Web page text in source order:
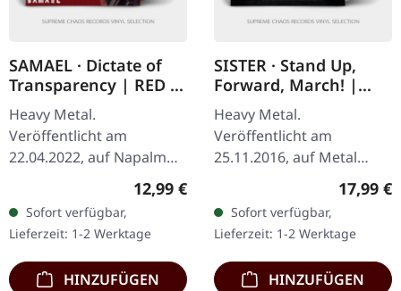
SAMAEL · Dictate of
Transparency | RED 7"
EP
Heavy Metal.
Veröffentlicht am
22.04.2022, auf Napalm
Records. Transparent
rotes 7" Vinyl, limitiert auf
500 Exemplare. Samaels
"Dictate Of…
Regulärer Preis:
12,99 €
Sofort verfügbar,
Lieferzeit: 1-2 Werktage
HINZUFÜGEN
SISTER · Stand Up,
Forward, March! |
GREY MARBLED LP
Heavy Metal.
Veröffentlicht am
25.11.2016, auf Metal
Blade Records. Grey
marbled vinyl incl. lyrics
insert, limited to 200
copies. SISTER melden
sich…
17,99 €
Sofort verfügbar,
Lieferzeit: 1-2 Werktage
HINZUFÜGEN